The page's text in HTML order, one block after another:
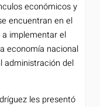
económicos y
encuentran en el
a implementar el
economía nacional
administración del
les presentó